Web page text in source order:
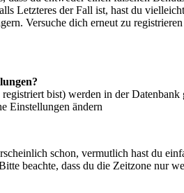
Letzteres der Fall ist, hast du
Versuche dich erneut zu
bist) werden in der
Einstellungen ändern
schon, vermutlich hast du
beachte, dass du die Zeitzone nur